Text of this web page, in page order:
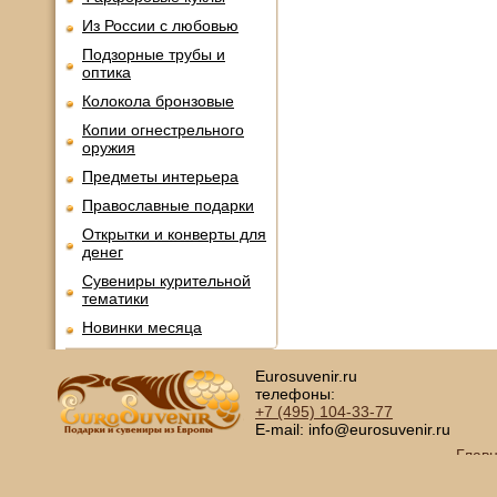
Из России с любовью
Подзорные трубы и
оптика
Колокола бронзовые
Копии огнестрельного
оружия
Предметы интерьера
Православные подарки
Открытки и конверты для
денег
Сувениры курительной
тематики
Новинки месяца
Eurosuvenir.ru
телефоны:
+7 (495) 104-33-77
E-mail: info@eurosuvenir.ru